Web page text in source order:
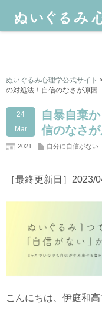
ぬいぐるみ心理学公式サイト
の対処法！自信のなさが原因
24
Mar
自暴自棄
信のなさが
2021 自分に自信がない
［最終更新日］2023/
こんにちは、伊庭和高